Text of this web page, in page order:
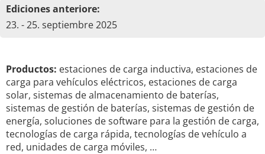
Ediciones anteriore:
23. - 25. septiembre 2025
Productos: estaciones de carga inductiva, estaciones de
carga para vehículos eléctricos, estaciones de carga
solar, sistemas de almacenamiento de baterías,
sistemas de gestión de baterías, sistemas de gestión de
energía, soluciones de software para la gestión de carga,
tecnologías de carga rápida, tecnologías de vehículo a
red, unidades de carga móviles, …